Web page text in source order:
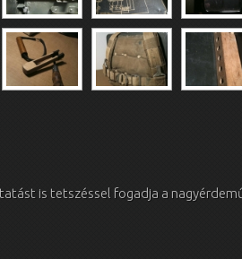
is tetszéssel fogadja a